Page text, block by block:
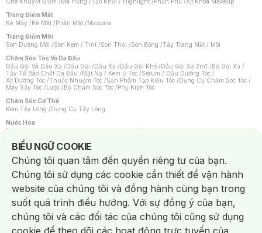
Trang Điểm Mắt
Kẻ Mày /Kẻ Mắt /Phấn Mắt /Mascara
Trang Điểm Môi
Son Dưỡng Môi /Son Kem / Tint /Son Thỏi /Son Bóng /Tẩy Trang Mắt / Môi
Chăm Sóc Tóc Và Da Đầu
Dầu Gội Và Dầu Xả /Dầu Gội /Dầu Xả /Dầu Gội Khô /Dầu Gội Xả 2in1 /Bộ Gội Xả /
Tẩy Tế Bào Chết Da Đầu /Mặt Nạ / Kem Ủ Tóc /Serum / Dầu Dưỡng Tóc /
Xịt Dưỡng Tóc /Thuốc Nhuộm Tóc /Sản Phẩm Tạo Kiểu Tóc /Dụng Cụ Chăm Sóc Tóc /
Máy Sấy Tóc /Lược /Bộ Chăm Sóc Tóc /Phụ Kiện Tóc
Chăm Sóc Cơ Thể
Kem Tẩy Lông /Dụng Cụ Tẩy Lông
Nước Hoa
Nước Hoa Nữ
Chăm Sóc Cá Nhân
Chống Muỗi /Khẩu Trang /Máy Massage/Mặt Nạ Xông Hơi /Nước Rửa Tay/
Sản Phẩm Chăm Sóc Khác /Bàn Chải Đánh Răng /Bàn Chải Điện/
Hỗ Trợ Trắng Răng/Kem Đánh Răng /Máy Tăm Nước/ Nước Súc Miệng/
Tăm / Chỉ Nha Khoa/ Xịt Thơm Miệng / Dung Dịch Vệ Sinh/Dưỡng Vùng Kín/
Khăn Ướt Vệ Sinh Vùng Kín/Băng Vệ Sinh/Tampon/Bọt Cạo Râu /Dao Cạo Râu/
Máy Cạo Râu
Vấn Đề Về Da
Da Dầu / Lỗ Chân Lông To/ Da Khô / Mất Nước/ Da Lão Hóa/ Da Mụn/
Da Nhạy Cảm / Kích Ứng
Da Xỉn Màu Thâm / Nám / Tàn Nhang
Quầng Thâm & Bọng Mắt /Sẹo /Viêm Da Cơ Địa
BIỂU NGỮ COOKIE
Notice about cookies usage
Chúng tôi quan tâm đến quyền riêng tư của bạn.
Chúng tôi sử dụng các cookie cần thiết để vận hành
website của chúng tôi và đồng hành cùng bạn trong
suốt quá trình điều hướng. Với sự đồng ý của bạn,
chúng tôi và các đối tác của chúng tôi cũng sử dụng
cookie để theo dõi các hoạt động trực tuyến của